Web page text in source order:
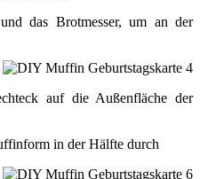
das Brotmesser, um an der
auf die Außenfläche der
in der Hälfte durch